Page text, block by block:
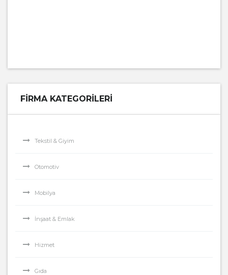
FIRMA KATEGORILERI
Tekstil & Giyim
Otomotiv
Mobilya
İnşaat & Emlak
Hizmet
Gıda